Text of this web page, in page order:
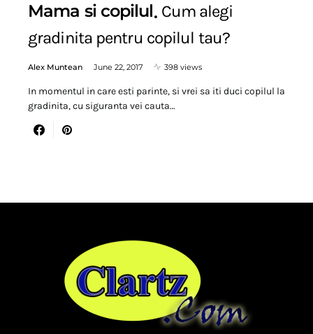
Mama si copilul Cum alegi
gradinita pentru copilul tau?
Alex Muntean June 22, 2017 398 views
In momentul in care esti parinte, si vrei sa iti duci copilul la
gradinita, cu siguranta vei cauta…